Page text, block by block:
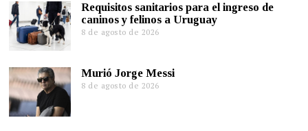
Requisitos sanitarios para el ingreso de
caninos y felinos a Uruguay
8 de agosto de 2026
Murió Jorge Messi
8 de agosto de 2026